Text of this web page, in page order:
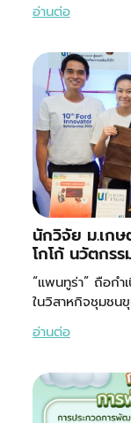
อ่านต่อ
นักวิจัย ม.เก
โกโก้ นวัตกร
“แพนทูร่า” ถือก
ในวิสาหกิจชุมชน
อ่านต่อ